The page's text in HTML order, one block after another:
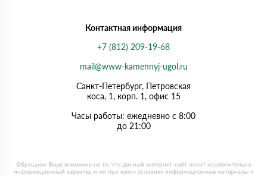
Контактная информация
+7 (812) 209-19-68
mail@www-kamennyj-ugol.ru
Санкт-Петербург, Петровская
коса, 1, корп. 1, офис 15
Часы работы: ежедневно с 8:00
до 21:00